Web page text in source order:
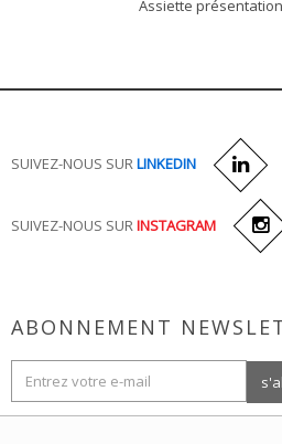
Assiette
SUIVEZ-NOUS SURLINKEDIN
SUIVEZ-NOUS SUR INSTAGRAM
ABONNEMENT